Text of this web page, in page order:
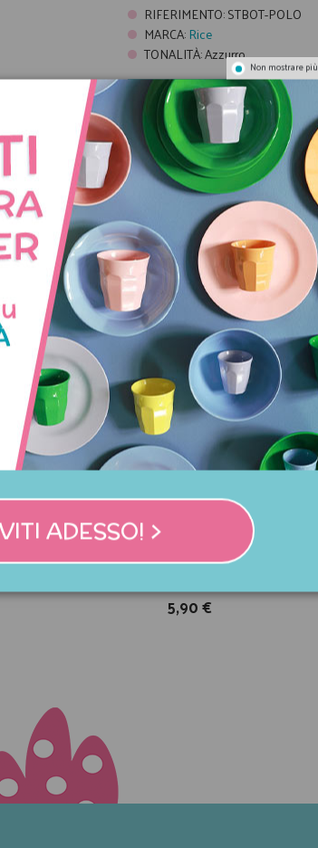
RIFERIMENTO:STBOT-POLO
MARCA:Rice
TONALITÀ:Azzurro
Pagamenti
Spedizioni
Condizioni di vendita
TEMA
- Coltello da burro piccolo a fiori -
5,90 €
Non mostrare più
ADESSO! >